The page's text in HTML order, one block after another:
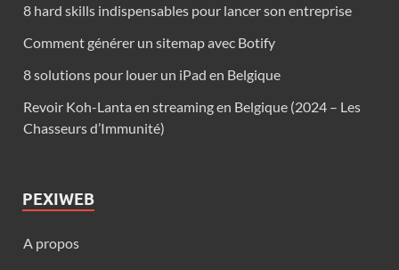
8 hard skills indispensables pour lancer son entreprise
Comment générer un sitemap avec Botify
8 solutions pour louer un iPad en Belgique
Revoir Koh-Lanta en streaming en Belgique (2024 – Les
Chasseurs d’Immunité)
PEXIWEB
A propos